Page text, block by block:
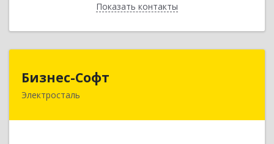
Показать контакты
Назад
Бизнес-Софт
Электросталь
144000, Московская обл, Электросталь г, Карла